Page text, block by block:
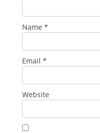
Name *
Email *
Website